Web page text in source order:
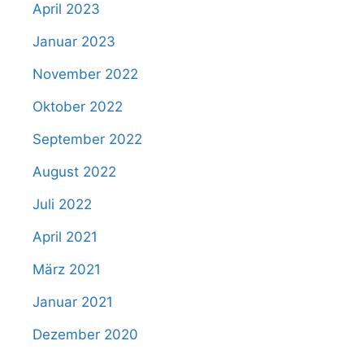
April 2023
Januar 2023
November 2022
Oktober 2022
September 2022
August 2022
Juli 2022
April 2021
März 2021
Januar 2021
Dezember 2020